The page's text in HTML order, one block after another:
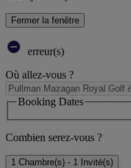
Fermer la fenêtre
erreur(s)
Où allez-vous ?
Booking Dates
Combien serez-vous ?
1 Chambre(s) - 1 Invité(s)